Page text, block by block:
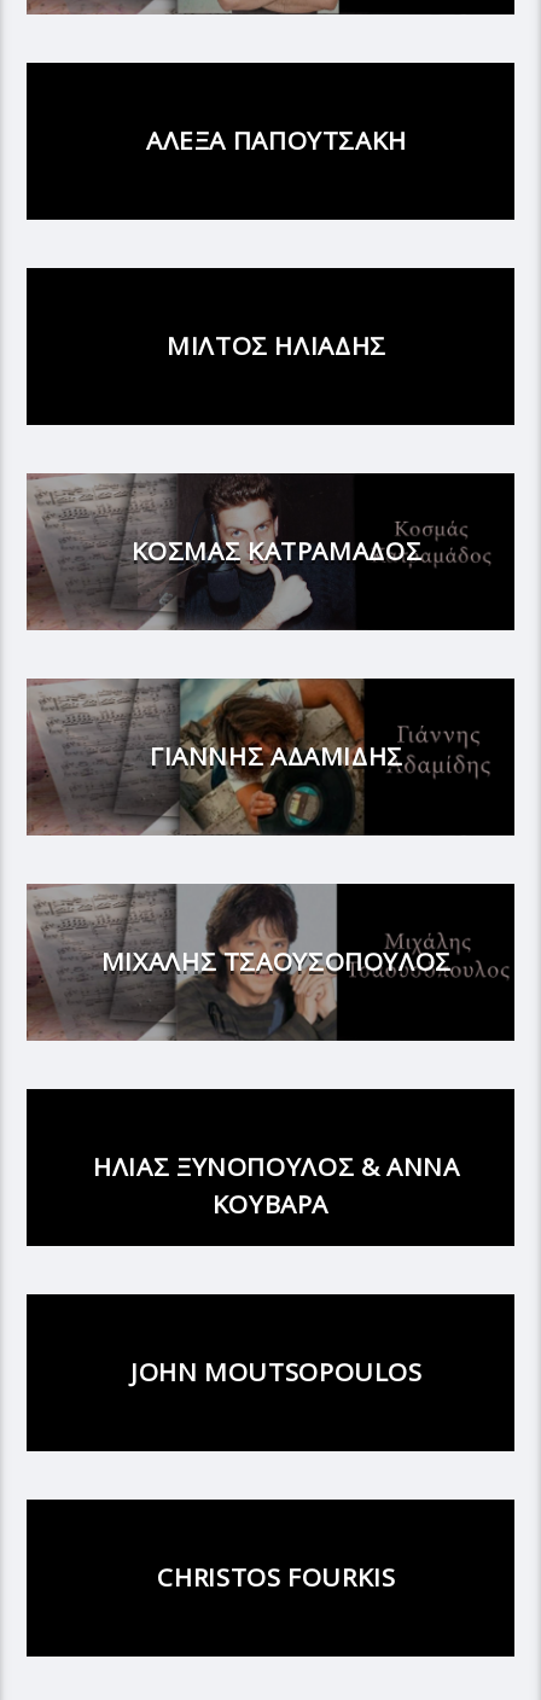
ΑΛΕΞΑ ΠΑΠΟΥΤΣΑΚΗ
ΜΙΛΤΟΣ ΗΛΙΑΔΗΣ
ΚΟΣΜΑΣ ΚΑΤΡΑΜΑΔΟΣ
ΓΙΑΝΝΗΣ ΑΔΑΜΙΔΗΣ
ΜΙΧΑΛΗΣ ΤΣΑΟΥΣΟΠΟΥΛΟΣ
ΗΛΙΑΣ ΞΥΝΟΠΟΥΛΟΣ & ΑΝΝΑ
ΚΟΥΒΑΡΑ
JOHN MOUTSOPOULOS
CHRISTOS FOURKIS